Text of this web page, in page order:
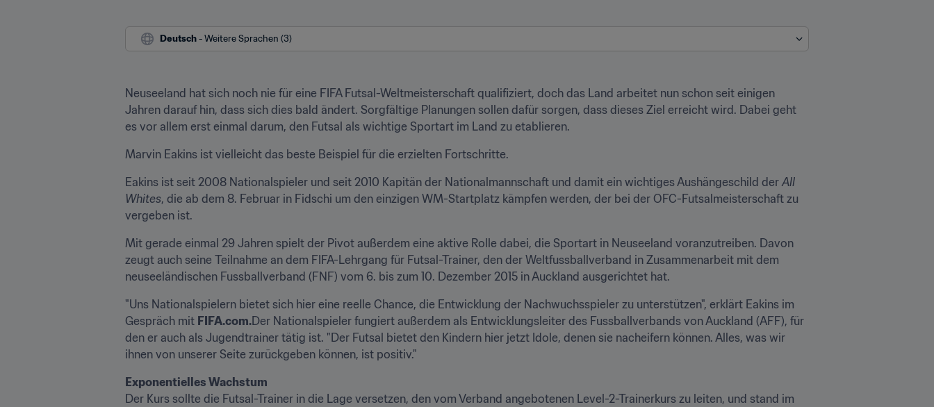
Deutsch - Weitere Sprachen (3)
Neuseeland hat sich noch nie für eine FIFA Futsal-Weltmeisterschaft qualifiziert, doch das Land arbeitet nun schon seit einigen
Jahren darauf hin, dass sich dies bald ändert. Sorgfältige Planungen sollen dafür sorgen, dass dieses Ziel erreicht wird. Dabei geht
es vor allem erst einmal darum, den Futsal als wichtige Sportart im Land zu etablieren.
Marvin Eakins ist vielleicht das beste Beispiel für die erzielten Fortschritte.
Eakins ist seit 2008 Nationalspieler und seit 2010 Kapitän der Nationalmannschaft und damit ein wichtiges Aushängeschild der All
Whites, die ab dem 8. Februar in Fidschi um den einzigen WM-Startplatz kämpfen werden, der bei der OFC-Futsalmeisterschaft zu
vergeben ist.
Mit gerade einmal 29 Jahren spielt der Pivot außerdem eine aktive Rolle dabei, die Sportart in Neuseeland voranzutreiben. Davon
zeugt auch seine Teilnahme an dem FIFA-Lehrgang für Futsal-Trainer, den der Weltfussballverband in Zusammenarbeit mit dem
neuseeländischen Fussballverband (FNF) vom 6. bis zum 10. Dezember 2015 in Auckland ausgerichtet hat.
"Uns Nationalspielern bietet sich hier eine reelle Chance, die Entwicklung der Nachwuchsspieler zu unterstützen", erklärt Eakins im
Gespräch mit FIFA.com.Der Nationalspieler fungiert außerdem als Entwicklungsleiter des Fussballverbands von Auckland (AFF), für
den er auch als Jugendtrainer tätig ist. "Der Futsal bietet den Kindern hier jetzt Idole, denen sie nacheifern können. Alles, was wir
ihnen von unserer Seite zurückgeben können, ist positiv."
Exponentielles Wachstum
Der Kurs sollte die Futsal-Trainer in die Lage versetzen, den vom Verband angebotenen Level-2-Trainerkurs zu leiten, und stand im